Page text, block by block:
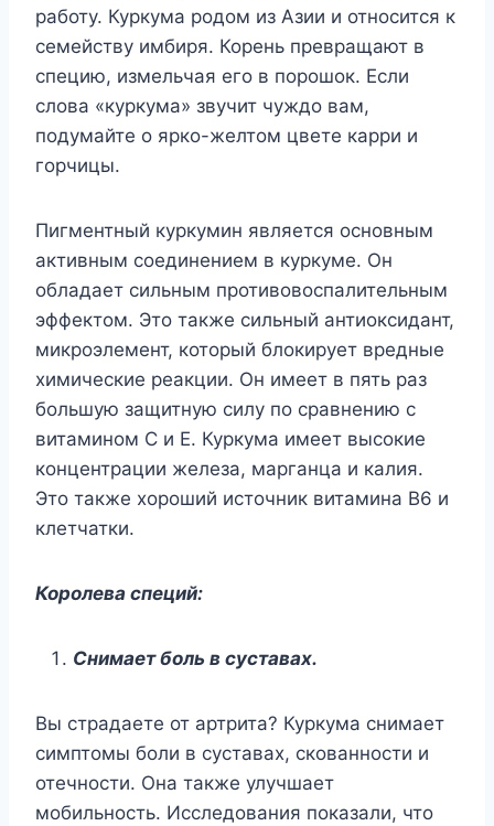
работу. Куркума родом из Азии и относится к
семейству имбиря. Корень превращают в
специю, измельчая его в порошок. Если
слова «куркума» звучит чуждо вам,
подумайте о ярко-желтом цвете карри и
горчицы.
Пигментный куркумин является основным
активным соединением в куркуме. Он
обладает сильным противовоспалительным
эффектом. Это также сильный антиоксидант,
микроэлемент, который блокирует вредные
химические реакции. Он имеет в пять раз
большую защитную силу по сравнению с
витамином С и Е. Куркума имеет высокие
концентрации железа, марганца и калия.
Это также хороший источник витамина B6 и
клетчатки.
Королева специй:
Снимает боль в суставах.
Вы страдаете от артрита? Куркума снимает
симптомы боли в суставах, скованности и
отечности. Она также улучшает
мобильность. Исследования показали, что